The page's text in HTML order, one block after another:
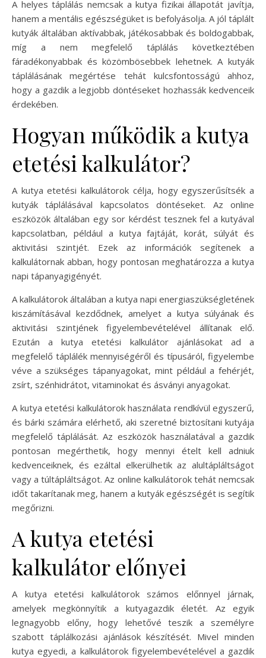
A helyes táplálás nemcsak a kutya fizikai állapotát javítja,
hanem a mentális egészségüket is befolyásolja. A jól táplált
kutyák általában aktívabbak, játékosabbak és boldogabbak,
míg a nem megfelelő táplálás következtében
fáradékonyabbak és közömbösebbek lehetnek. A kutyák
táplálásának megértése tehát kulcsfontosságú ahhoz,
hogy a gazdik a legjobb döntéseket hozhassák kedvenceik
érdekében.
Hogyan működik a kutya
etetési kalkulátor?
A kutya etetési kalkulátorok célja, hogy egyszerűsítsék a
kutyák táplálásával kapcsolatos döntéseket. Az online
eszközök általában egy sor kérdést tesznek fel a kutyával
kapcsolatban, például a kutya fajtáját, korát, súlyát és
aktivitási szintjét. Ezek az információk segítenek a
kalkulátornak abban, hogy pontosan meghatározza a kutya
napi tápanyagigényét.
A kalkulátorok általában a kutya napi energiaszükségletének
kiszámításával kezdődnek, amelyet a kutya súlyának és
aktivitási szintjének figyelembevételével állítanak elő.
Ezután a kutya etetési kalkulátor ajánlásokat ad a
megfelelő táplálék mennyiségéről és típusáról, figyelembe
véve a szükséges tápanyagokat, mint például a fehérjét,
zsírt, szénhidrátot, vitaminokat és ásványi anyagokat.
A kutya etetési kalkulátorok használata rendkívül egyszerű,
és bárki számára elérhető, aki szeretné biztosítani kutyája
megfelelő táplálását. Az eszközök használatával a gazdik
pontosan megérthetik, hogy mennyi ételt kell adniuk
kedvenceiknek, és ezáltal elkerülhetik az alultápláltságot
vagy a túltápláltságot. Az online kalkulátorok tehát nemcsak
időt takarítanak meg, hanem a kutyák egészségét is segítik
megőrizni.
A kutya etetési
kalkulátor előnyei
A kutya etetési kalkulátorok számos előnnyel járnak,
amelyek megkönnyítik a kutyagazdik életét. Az egyik
legnagyobb előny, hogy lehetővé teszik a személyre
szabott táplálkozási ajánlások készítését. Mivel minden
kutya egyedi, a kalkulátorok figyelembevételével a gazdik